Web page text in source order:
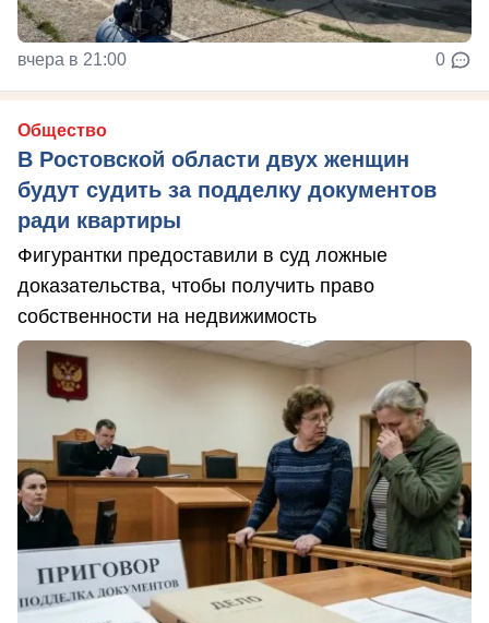
вчера в 21:00 0
Общество
В Ростовской области двух женщин
будут судить за подделку документов
ради квартиры
Фигурантки предоставили в суд ложные
доказательства, чтобы получить право
собственности на недвижимость